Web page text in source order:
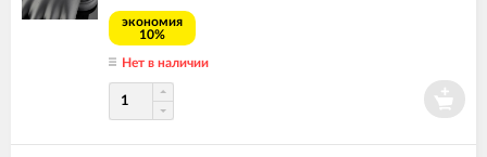
экономия
10%
Нет в наличии